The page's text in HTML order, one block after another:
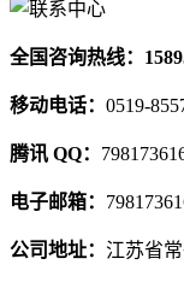
全国咨询热线：
移动电话： 0519-
腾讯 QQ：
电子邮箱：
公司地址： 江苏省